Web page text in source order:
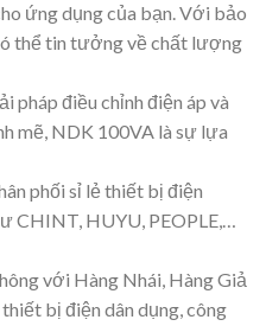
ứng dụng của bạn. Với bảo
thể tin tưởng về chất lượng
pháp điều chỉnh điện áp và
mẽ, NDK 100VA là sự lựa
phối sỉ lẻ thiết bị điện
CHINT, HUYU, PEOPLE,…
với Hàng Nhái, Hàng Giả
bị điện dân dụng, công